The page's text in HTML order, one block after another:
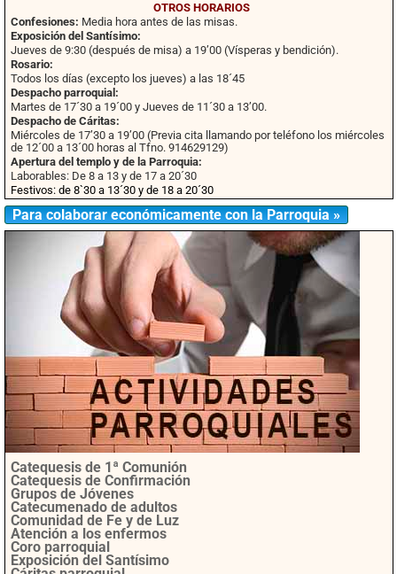
OTROS HORARIOS
Confesiones: Media hora antes de las misas.
Exposición del Santísimo:
Jueves de 9:30 (después de misa) a 19’00 (Vísperas y bendición).
Rosario:
Todos los días (excepto los jueves) a las 18´45
Despacho parroquial:
Martes de 17´30 a 19´00 y Jueves de 11´30 a 13’00.
Despacho de Cáritas:
Miércoles de 17’30 a 19’00 (Previa cita llamando por teléfono los miércoles
de 12´00 a 13´00 horas al Tfno. 914629129)
Apertura del templo y de la Parroquia:
Laborables: De 8 a 13 y de 17 a 20´30
Festivos: de 8`30 a 13´30 y de 18 a 20´30
Para colaborar económicamente con la Parroquia »
Catequesis de 1ª Comunión
Catequesis de Confirmación
Grupos de Jóvenes
Catecumenado de adultos
Comunidad de Fe y de Luz
Atención a los enfermos
Coro parroquial
Exposición del Santísimo